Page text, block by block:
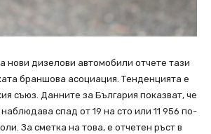
нови дизелови автомобили отчете тази
браншова асоциация. Тенденцията е
съюз. Данните за България показват, че
спад от 19 на сто или 11 956 по-
За сметка на това, е отчетен ръст в